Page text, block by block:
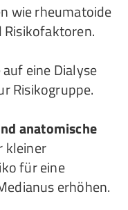
wie rheumatoide
eine Dialyse
Risikogruppe.
anatomische
kleiner
für eine
erhöhen.